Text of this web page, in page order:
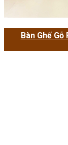
Bàn Ghế